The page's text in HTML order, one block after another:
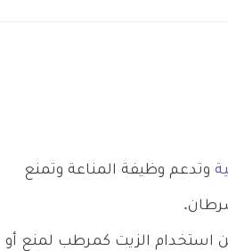
وتدعم وظيفة المناعة وتمنع
استخدام الزيت كمرطب لمنع أو